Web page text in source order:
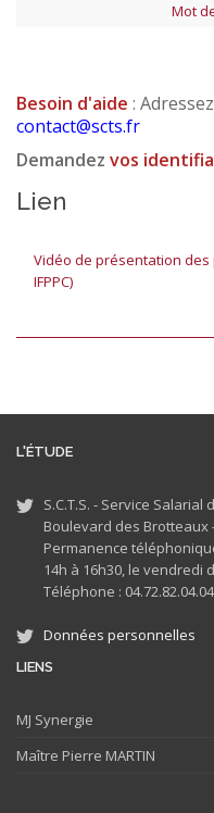
Mot
Besoin d'aide :
contact@scts.fr
Demandez vos
Lien
Vidéo de présentation
IFPPC)
L'ÉTUDE
S.C.T.S. - Service
Boulevard des Brotteaux
Permanence
14h à 16h30, le vendredi
Téléphone :
Données personnelles
LIENS
MJ Synergie
Maître Pierre MARTIN